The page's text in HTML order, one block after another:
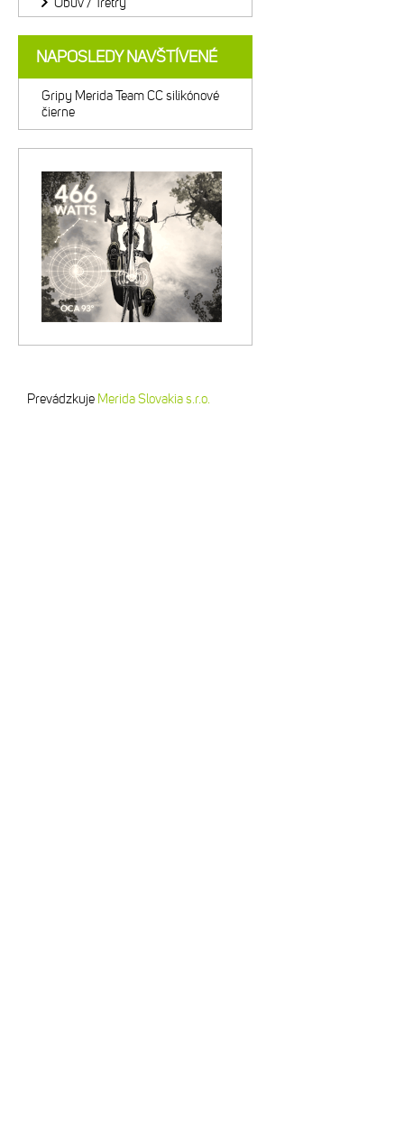
NAPOSLEDY NAVŠTÍVENÉ
Gripy Merida Team CC silikónové
čierne
Prevádzkuje Merida Slovakia s.r.o.